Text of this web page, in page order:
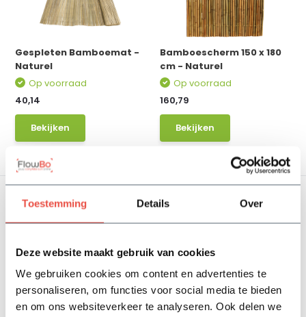
Toestemming Details Over
Deze website maakt gebruik van cookies
We gebruiken cookies om content en advertenties te
personaliseren, om functies voor social media te bieden
en om ons websiteverkeer te analyseren. Ook delen we
Gespleten Bamboemat -
Naturel
Op voorraad
40,14
Bekijken
Bamboescherm 150 x 180
cm - Naturel
Op voorraad
160,79
Bekijken
Bamboedeur - Naturel
Extra